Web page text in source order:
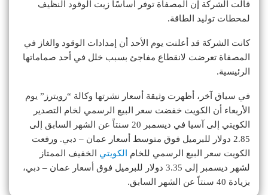
قالت الشركة إن المصفاة توفر أساسًا زيت الوقود النظيف
لمحطات توليد الطاقة.
كانت الشركة قد أعلنت يوم الأحد أن إمدادات الوقود والغاز في
المصفاة تعرضت لانقطاع مفاجئ بسبب خلل في أحد صماماتها
الرئيسية.
في سياق آخر، أظهرت وثيقة أسعار نشرتها وكالة “رويترز” يوم
الأربعاء أن الكويت خفضت سعر البيع الرسمي لخام التصدير
الكويتي إلى آسيا في ديسمبر 20 سنتاً عن الشهر السابق إلى
2.85 دولار للبرميل فوق متوسط أسعار عمان – دبي. ورفعت
الكويت سعر البيع الرسمي للخام
الكويتي الخفيف الممتاز
لشهر ديسمبر إلى 3.35 دولار للبرميل فوق أسعار عمان – دبي،
بزيادة 40 سنتاً عن الشهر السابق.